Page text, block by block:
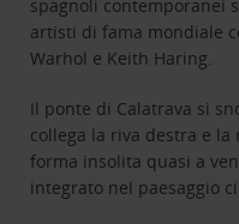
spagnoli contemporanei
artisti di fama mondiale
Warhol e Keith Haring.
Il ponte di Calatrava si
collega la riva destra e
forma insolita quasi a
integrato nel paesaggio